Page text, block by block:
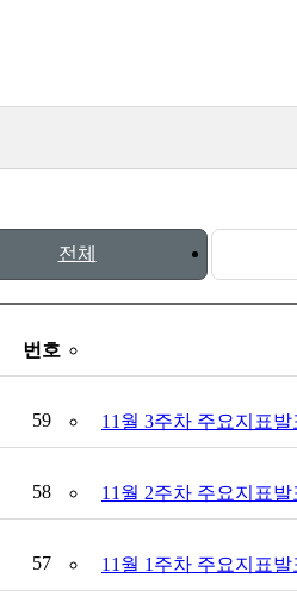
전체
번호
59 11월 3주차 주요지표발
58 11월 2주차 주요지표발
57 11월 1주차 주요지표발